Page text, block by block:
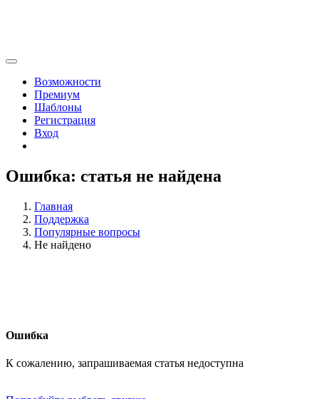
Возможности
Премиум
Шаблоны
Регистрация
Вход
Ошибка: статья не найдена
Главная
Поддержка
Популярные вопросы
Не найдено
Ошибка
К сожалению, запрашиваемая статья недоступна